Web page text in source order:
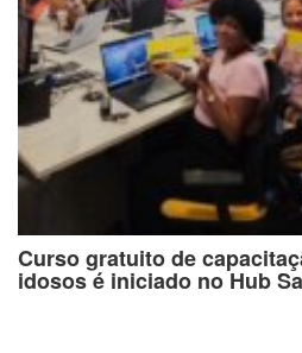
Curso gratuito de
idosos é iniciado no Hub